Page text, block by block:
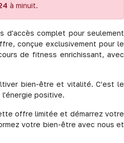
à minuit.
d'accès complet pour seulement
conçue exclusivement pour le
de fitness enrichissant, avec
bien-être et vitalité. C’est le
l'énergie positive.
offre limitée et démarrez votre
votre bien-être avec nous et